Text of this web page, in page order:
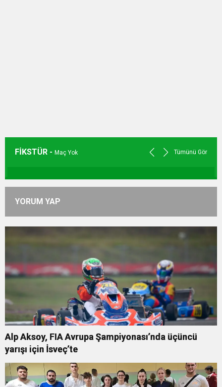
FİKSTÜR - Maç Yok Tümünü Gör
YORUM YAP
Alp Aksoy, FIA Avrupa Şampiyonası’nda üçüncü
yarışı için İsveç’te